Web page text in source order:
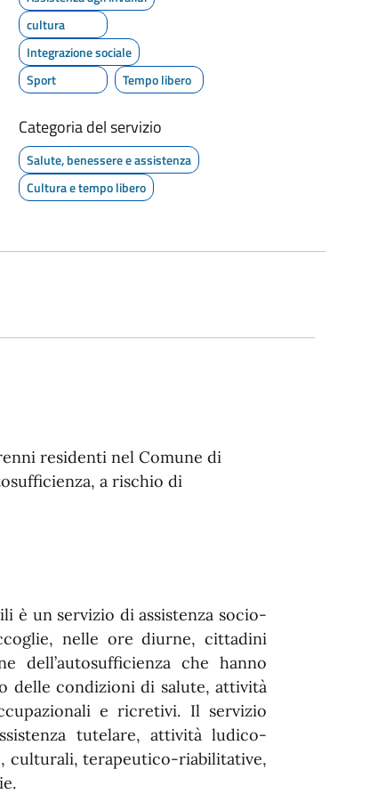
cultura
Integrazione sociale
Sport
Tempo libero
Categoria del servizio
Salute, benessere e assistenza
Cultura e tempo libero
residenti nel Comune di
a rischio di
è un servizio di assistenza socio-
nelle ore diurne, cittadini
dell’autosufficienza che hanno
delle condizioni di salute, attività
e ricretivi. Il servizio
tutelare, attività ludico-
culturali, terapeutico-riabilitative,